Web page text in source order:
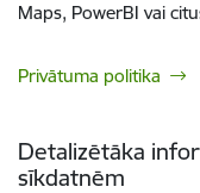
Maps, PowerBI vai
Privātuma politika
Detalizētāka
sīkdatnēm